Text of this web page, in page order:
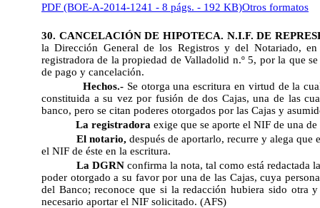
PDF (BOE-A-2014-1241 - 8 págs. - 192 KB)Otros formatos
30. CANCELACIÓN DE HIPOTECA. N.I.F. DE
la Dirección General de los Registros y del Notariado,
registradora de la propiedad de Valladolid n.º 5, por la que
de pago y cancelación.
Hechos.- Se otorga una escritura en virtud de la
constituida a su vez por fusión de dos Cajas, una de las
banco, pero se citan poderes otorgados por las Cajas y
La registradora exige que se aporte el NIF de una
El notario, después de aportarlo, recurre y alega que
el NIF de éste en la escritura.
La DGRN confirma la nota, tal como está redactada
poder otorgado a su favor por una de las Cajas, cuya
del Banco; reconoce que si la redacción hubiera sido otra
necesario aportar el NIF solicitado. (AFS)